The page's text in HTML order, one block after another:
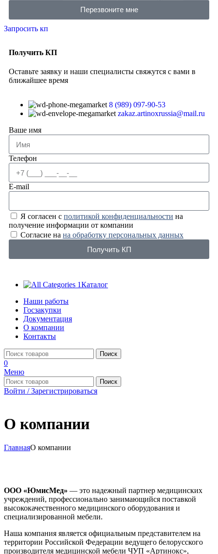
Перезвоните мне
Запросить кп
Получить КП
Оставьте заявку и наши специалисты свяжутся с вами в
ближайшее время
8 (989) 097-90-53
zakaz.artinoxrussia@mail.ru
Ваше имя
Телефон
E-mail
Я согласен с политикой конфиденциальности на
получение информации от компании
Согласие на на обработку персональных данных
Получить КП
Каталог
Наши работы
Госзакупки
Документация
О компании
Контакты
Поиск
0
Меню
Поиск
Войти / Зарегистрироваться
О компании
ГлавнаяО компании
ООО «ЮмисМед» — это надежный партнер медицинских
учреждений, профессионально занимающийся поставкой
высококачественного медицинского оборудования и
специализированной мебели.
Наша компания является официальным представителем на
территории Российской Федерации ведущего белорусского
производителя медицинской мебели ЧУП «Артинокс»,